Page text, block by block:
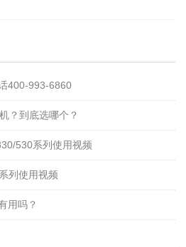
400-993-6860
？到底选哪个？
530系列使用视频
列使用视频
用吗？